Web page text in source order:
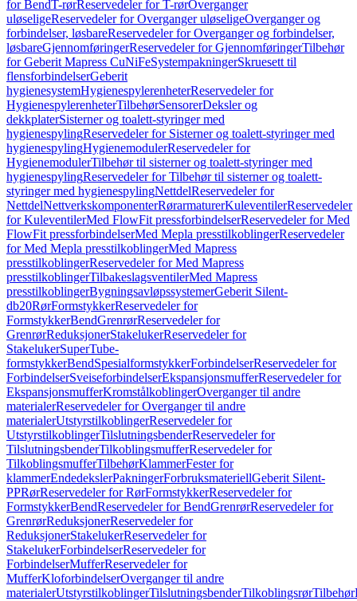
for BendT-rørReservedeler for T-rørOverganger
uløseligeReservedeler for Overganger uløseligeOverganger og
forbindelser, løsbareReservedeler for Overganger og forbindelser,
løsbareGjennomføringerReservedeler for GjennomføringerTilbehør
for Geberit Mapress CuNiFeSystempakningerSkruesett til
flensforbindelserGeberit
hygienesystemHygienespylerenheterReservedeler for
HygienespylerenheterTilbehørSensorerDeksler og
dekkplaterSisterner og toalett-styringer med
hygienespylingReservedeler for Sisterner og toalett-styringer med
hygienespylingHygienemodulerReservedeler for
HygienemodulerTilbehør til sisterner og toalett-styringer med
hygienespylingReservedeler for Tilbehør til sisterner og toalett-
styringer med hygienespylingNettdelReservedeler for
NettdelNettverkskomponenterRørarmaturerKuleventilerReservedeler
for KuleventilerMed FlowFit pressforbindelserReservedeler for Med
FlowFit pressforbindelserMed Mepla presstilkoblingerReservedeler
for Med Mepla presstilkoblingerMed Mapress
presstilkoblingerReservedeler for Med Mapress
presstilkoblingerTilbakeslagsventilerMed Mapress
presstilkoblingerBygningsavløpssystemerGeberit Silent-
db20RørFormstykkerReservedeler for
FormstykkerBendGrenrørReservedeler for
GrenrørReduksjonerStakelukerReservedeler for
StakelukerSuperTube-
formstykkerBendSpesialformstykkerForbindelserReservedeler for
ForbindelserSveiseforbindelserEkspansjonsmufferReservedeler for
EkspansjonsmufferKromstålkoblingerOverganger til andre
materialerReservedeler for Overganger til andre
materialerUtstyrstilkoblingerReservedeler for
UtstyrstilkoblingerTilslutningsbenderReservedeler for
TilslutningsbenderTilkoblingsmufferReservedeler for
TilkoblingsmufferTilbehørKlammerFester for
klammerEndedekslerPakningerForbruksmateriellGeberit Silent-
PPRørReservedeler for RørFormstykkerReservedeler for
FormstykkerBendReservedeler for BendGrenrørReservedeler for
GrenrørReduksjonerReservedeler for
ReduksjonerStakelukerReservedeler for
StakelukerForbindelserReservedeler for
ForbindelserMufferReservedeler for
MufferKloforbindelserOverganger til andre
materialerUtstyrstilkoblingerTilslutningsbenderTilkoblingsrørTilbehør